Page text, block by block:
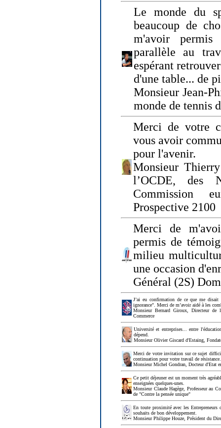
Le monde du
beaucoup de
m'avoir
parallèle au
espérant
d'une table... de
Monsieur Jean-
monde de tennis
Merci de votre
vous avoir
pour l'avenir.
Monsieur
l’OCDE, des
Commission
Prospective 2100
Merci de
permis de
milieu
une occasion
Général (2S)
J’ai eu confirmation de ce que me disait
ignorance". Merci de m’avoir aidé à les
Monsieur Bernard Giroux, Directeur de
Commerce
Université et entreprises... entre
dépend.
Monsieur Olivier Giscard d'Estaing,
Merci de votre invitation sur ce sujet
continuation pour votre travail de
Monsieur Michel Gondran, Docteur d'Etat
Ce petit déjeuner est un moment très
enseignées quelques-unes.
Monsieur Claude Hagège, Professeur au
de "Contre la pensée unique"
En toute proximité avec les
souhaits de bon développement.
Monsieur Philippe Houze, Président du